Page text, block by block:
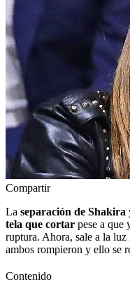
Compartir
La separación de
tela que cortar pese a que
ruptura. Ahora, sale a la luz
ambos rompieron y ello se
Contenido